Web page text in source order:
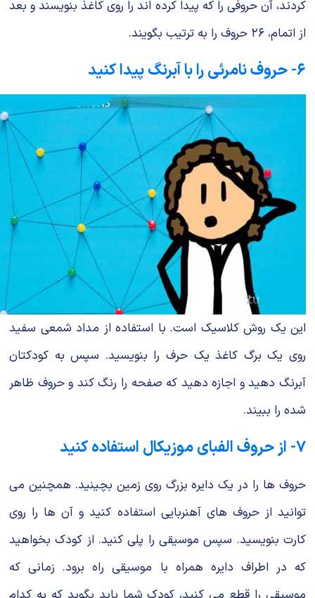
کردند، آن حروفی را که پیدا کرده اند را روی کاغذ بنویسند و بعد
از اتمام، ۲۶ حروف را به ترتیب بگویند.
۶- حروف نامرئی را با آبرنگ پیدا کنید
این یک روش کلاسیک است. با استفاده از مداد شمعی سفید
روی یک برگ کاغذ یک حرف را بنویسید. سپس به کودکتان
آبرنگ دهید و اجازه دهید که صفحه را رنگ کند و حروف ظاهر
شده را ببیند.
۷- از حروف الفبای موزیکال استفاده کنید
حروف ها را در یک دایره بزرگ روی زمین بچینید. همچنین می
توانید از حروف های آهنربایی استفاده کنید و آن ها را روی
کارت بنویسید. سپس موسیقی را پلی کنید. از کودک بخواهید
که در اطراف دایره همراه با موسیقی راه برود. زمانی که